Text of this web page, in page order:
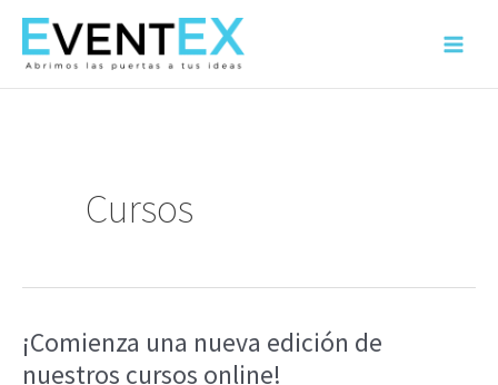
contenido
Main
Cursos
¡Comienza una nueva edición de
nuestros cursos online!